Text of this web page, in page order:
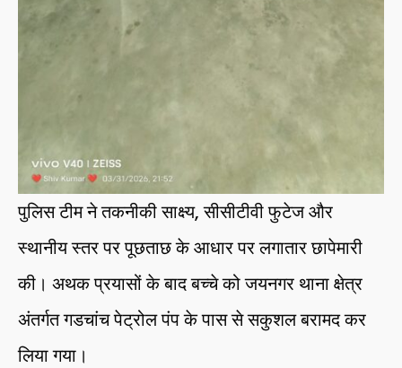
पुलिस टीम ने तकनीकी साक्ष्य, सीसीटीवी फुटेज और
स्थानीय स्तर पर पूछताछ के आधार पर लगातार छापेमारी
की। अथक प्रयासों के बाद बच्चे को जयनगर थाना क्षेत्र
अंतर्गत गडचांच पेट्रोल पंप के पास से सकुशल बरामद कर
लिया गया।